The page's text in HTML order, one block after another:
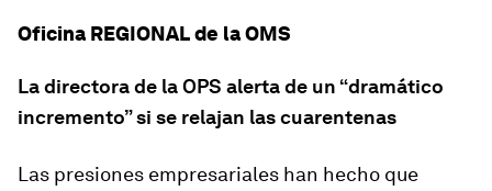
Oficina REGIONAL de la OMS
La directora de la OPS alerta de un “dramático
incremento” si se relajan las cuarentenas
Las presiones empresariales han hecho que